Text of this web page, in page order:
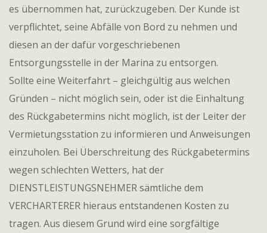
es übernommen hat, zurückzugeben. Der Kunde ist
verpflichtet, seine Abfälle von Bord zu nehmen und
diesen an der dafür vorgeschriebenen
Entsorgungsstelle in der Marina zu entsorgen.
Sollte eine Weiterfahrt – gleichgültig aus welchen
Gründen – nicht möglich sein, oder ist die Einhaltung
des Rückgabetermins nicht möglich, ist der Leiter der
Vermietungsstation zu informieren und Anweisungen
einzuholen. Bei Überschreitung des Rückgabetermins
wegen schlechten Wetters, hat der
DIENSTLEISTUNGSNEHMER sämtliche dem
VERCHARTERER hieraus entstandenen Kosten zu
tragen. Aus diesem Grund wird eine sorgfältige